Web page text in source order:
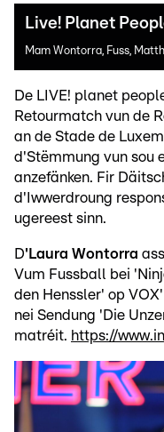
Live! Planet
Mam Wontorra, Fuss,
De LIVE! planet
Retourmatch vun de
an de Stade de
d'Stëmmung vun sou
anzefänken. Fir
d'Iwwerdroung
ugereest sinn.
D'Laura Wontorra
Vum Fussball bei
den Henssler' op
nei Sendung 'Die
matréit. https://